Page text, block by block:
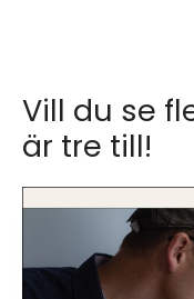
Vill du se
är tre till!